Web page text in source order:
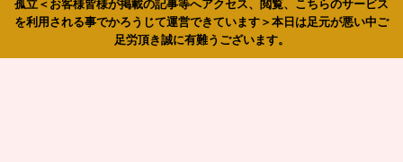
孤立＜お客様皆様が掲載の記事等へアクセス、閲覧、こちらのサービス
を利用される事でかろうじて運営できています＞本日は足元が悪い中ご
足労頂き誠に有難うございます。